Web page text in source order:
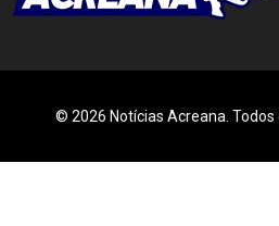
© 2026 Notícias Acreana.